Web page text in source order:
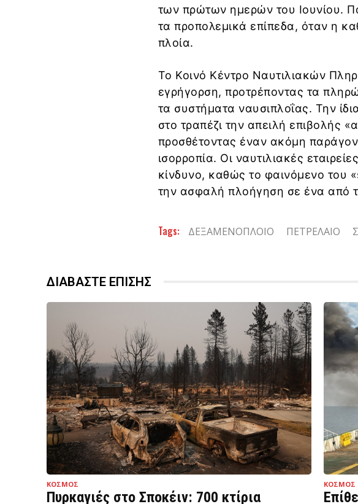
των πρώτων ημερών του Ιουνίου.
τα προπολεμικά επίπεδα, όταν η
πλοία.
Το Κοινό Κέντρο Ναυτιλιακών
εγρήγορση, προτρέποντας τα
τα συστήματα ναυσιπλοΐας. Την
στο τραπέζι την απειλή επιβολής
προσθέτοντας έναν ακόμη
ισορροπία. Οι ναυτιλιακές
κίνδυνο, καθώς το φαινόμενο του
την ασφαλή πλοήγηση σε ένα από
Tags: ΔΕΞΑΜΕΝΟΠΛΟΙΟ ΠΕΤΡΕΛΑΙΟ
ΔΙΑΒΑΣΤΕ ΕΠΙΣΗΣ
ΚΟΣΜΟΣ
Πυρκαγιές στο Σποκέιν: 700 κτίρια
ΚΟΣΜΟΣ